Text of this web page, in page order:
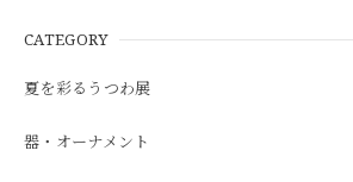
CATEGORY
夏を彩るうつわ展
器・オーナメント